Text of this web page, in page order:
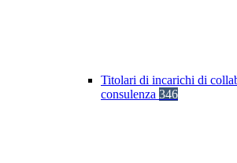
Titolari di incarichi di
consulenza 346